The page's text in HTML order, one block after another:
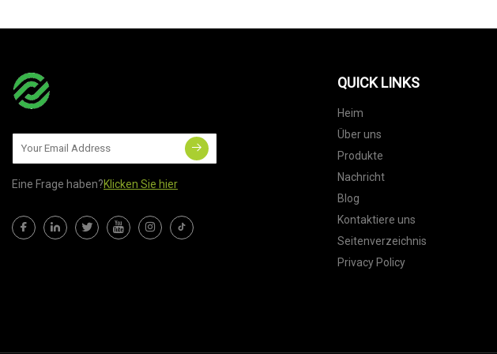
Eine Frage haben?Klicken Sie hier
QUICK LINKS
Heim
Über uns
Produkte
Nachricht
Blog
Kontaktiere uns
Seitenverzeichnis
Privacy Policy